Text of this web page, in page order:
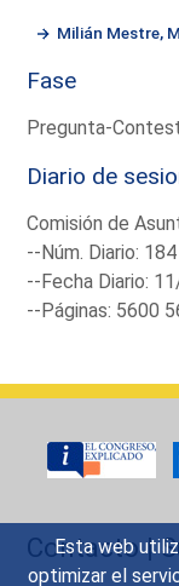
Esta web
optimizar el
Milián Mestre,
Fase
Pregunta-
Diario de
Comisión de
--Núm. Diario: 184
--Fecha Diario:
--Páginas: 5600
Contacto|